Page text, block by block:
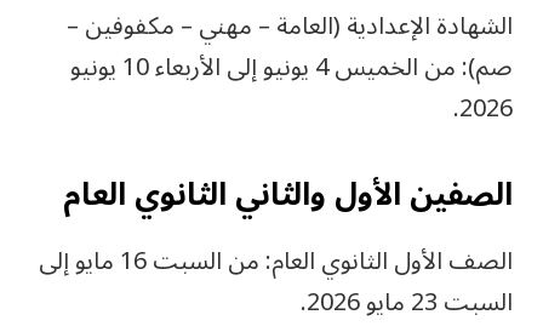
الشهادة الإعدادية (العامة – مهني – مكفوفين –
صم): من الخميس 4 يونيو إلى الأربعاء 10 يونيو
2026.
الصفين الأول والثاني الثانوي العام
الصف الأول الثانوي العام: من السبت 16 مايو إلى
السبت 23 مايو 2026.